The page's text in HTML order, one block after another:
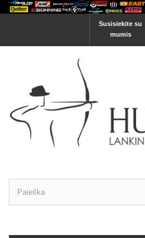
Susisiekite su
mumis